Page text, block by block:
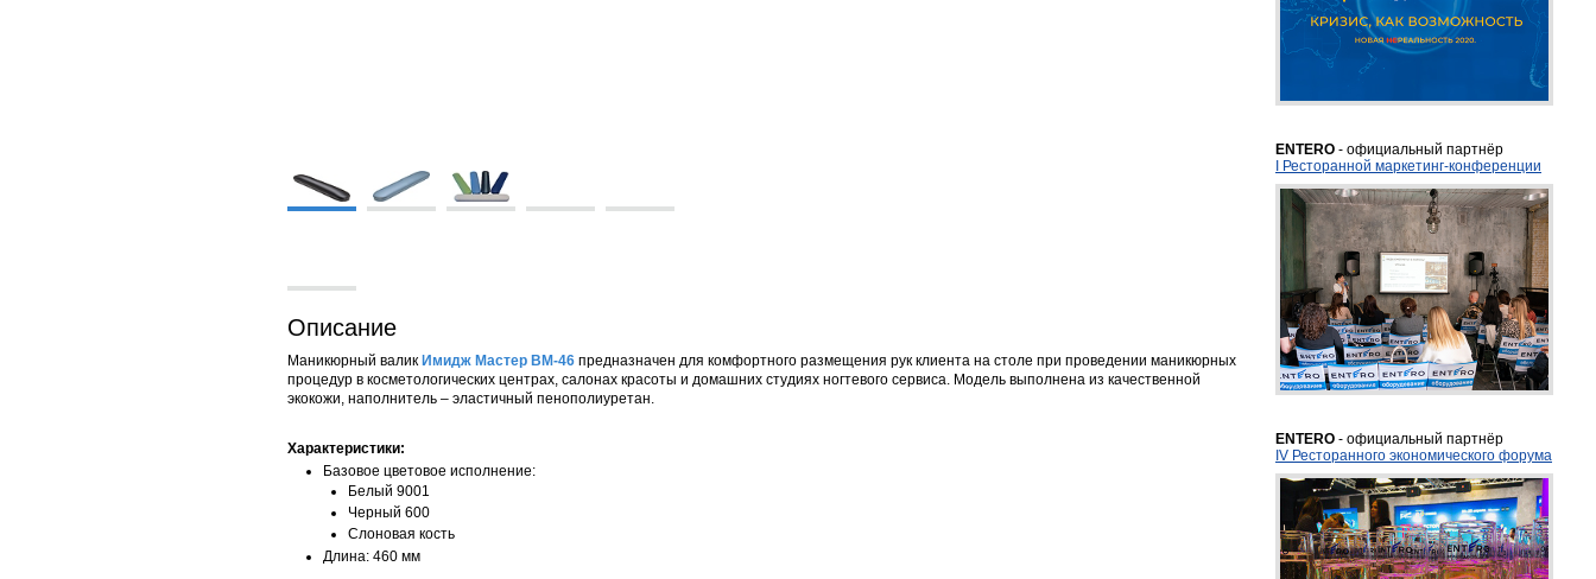
Описание
Маникюрный валик Имидж Мастер ВМ-46 предназначен для комфортного размещения рук клиента на столе при проведении маникюрных
процедур в косметологических центрах, салонах красоты и домашних студиях ногтевого сервиса. Модель выполнена из качественной
экокожи, наполнитель – эластичный пенополиуретан.
Характеристики:
Базовое цветовое исполнение:
Белый 9001
Черный 600
Слоновая кость
Длина: 460 мм
ENTERO - официальный партнёр
I Ресторанной маркетинг-конференции
ENTERO - официальный партнёр
IV Ресторанного экономического форума